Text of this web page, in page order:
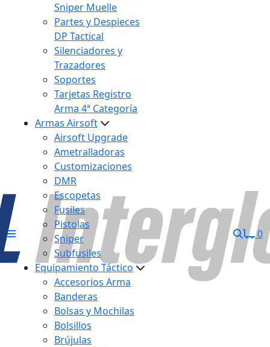
Sniper Muelle
Partes y Despieces
DP Tactical
Silenciadores y
Trazadores
Soportes
Tarjetas Registro
Arma 4ª Categoría
Armas Airsoft
Airsoft Upgrade
Ametralladoras
Customizaciones
DMR
Escopetas
Fusiles
Pistolas
Sniper
Subfusiles
Equipamiento Táctico
Accesorios Arma
Banderas
Bolsas y Mochilas
Bolsillos
Brújulas
0